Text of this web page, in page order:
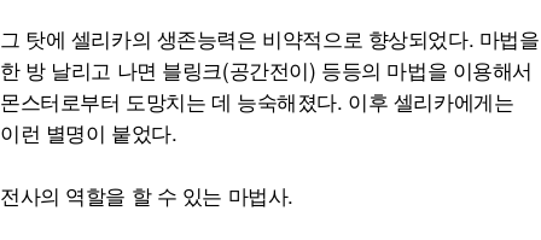
그 탓에 셀리카의 생존능력은 비약적으로 향상되었다. 마법을
한 방 날리고 나면 블링크(공간전이) 등등의 마법을 이용해서
몬스터로부터 도망치는 데 능숙해졌다. 이후 셀리카에게는
이런 별명이 붙었다.
전사의 역할을 할 수 있는 마법사.